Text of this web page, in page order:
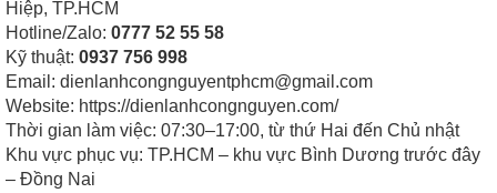
Hiệp, TP.HCM
Hotline/Zalo: 0777 52 55 58
Kỹ thuật: 0937 756 998
Email: dienlanhcongnguyentphcm@gmail.com
Website: https://dienlanhcongnguyen.com/
Thời gian làm việc: 07:30–17:00, từ thứ Hai đến Chủ nhật
Khu vực phục vụ: TP.HCM – khu vực Bình Dương trước đây
– Đồng Nai